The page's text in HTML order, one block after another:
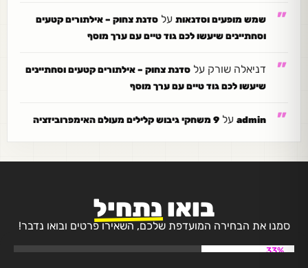
שמש מופעים וסדנאות על סדנת צחוק – אילתורים קטעים
וסחתיינים שיעשו לכם גוד טיים עם ערך מוסף
דניאלה שורק על סדנת צחוק – אילתורים קטעים וסחתיינים
שיעשו לכם גוד טיים עם ערך מוסף
admin על 9 משחקי גיבוש קלילים מעולם האימפרוביזציה
בואו נתחיל
סמנו את הבחירה המועדפת שלכם, השאירו פרטים ובואו נדבר!
33%